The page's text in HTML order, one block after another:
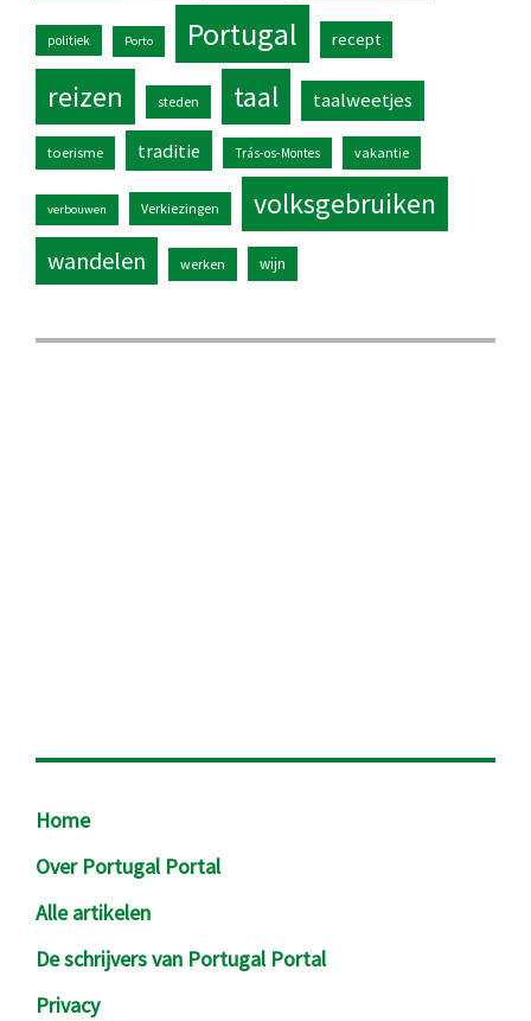
politiek Porto Portugal recept
reizen steden taal taalweetjes
toerisme traditie Trás-os-Montes vakantie
verbouwen Verkiezingen volksgebruiken
wandelen werken wijn
Footer
Home
Over Portugal Portal
Alle artikelen
De schrijvers van Portugal Portal
Privacy